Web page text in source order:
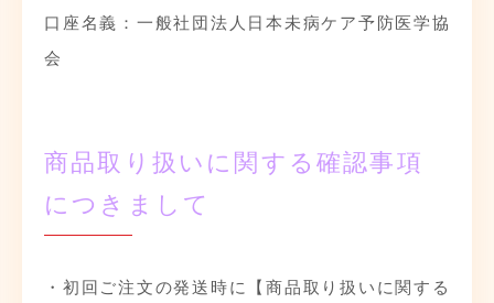
口座名義：一般社団法人日本未病ケア予防医学協
会
商品取り扱いに関する確認事項
につきまして
・初回ご注文の発送時に【商品取り扱いに関する